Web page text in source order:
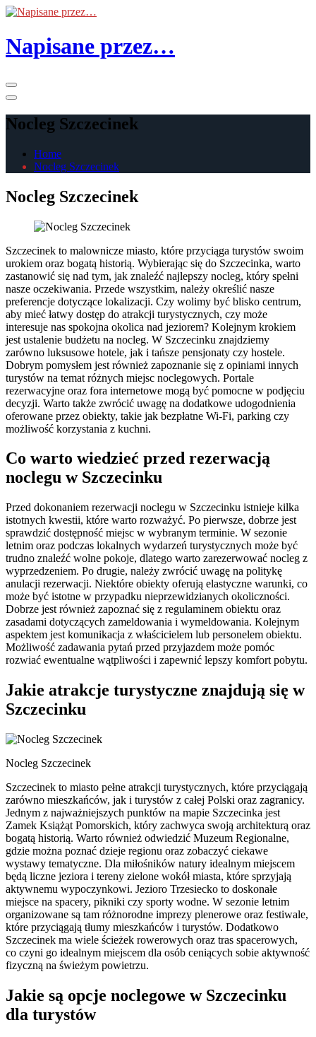
Skip
the
content
Napisane przez…
Nocleg Szczecinek
Home
Nocleg Szczecinek
Nocleg Szczecinek
Szczecinek to malownicze miasto, które przyciąga turystów swoim
urokiem oraz bogatą historią. Wybierając się do Szczecinka, warto
zastanowić się nad tym, jak znaleźć najlepszy nocleg, który spełni
nasze oczekiwania. Przede wszystkim, należy określić nasze
preferencje dotyczące lokalizacji. Czy wolimy być blisko centrum,
aby mieć łatwy dostęp do atrakcji turystycznych, czy może
interesuje nas spokojna okolica nad jeziorem? Kolejnym krokiem
jest ustalenie budżetu na nocleg. W Szczecinku znajdziemy
zarówno luksusowe hotele, jak i tańsze pensjonaty czy hostele.
Dobrym pomysłem jest również zapoznanie się z opiniami innych
turystów na temat różnych miejsc noclegowych. Portale
rezerwacyjne oraz fora internetowe mogą być pomocne w podjęciu
decyzji. Warto także zwrócić uwagę na dodatkowe udogodnienia
oferowane przez obiekty, takie jak bezpłatne Wi-Fi, parking czy
możliwość korzystania z kuchni.
Co warto wiedzieć przed rezerwacją
noclegu w Szczecinku
Przed dokonaniem rezerwacji noclegu w Szczecinku istnieje kilka
istotnych kwestii, które warto rozważyć. Po pierwsze, dobrze jest
sprawdzić dostępność miejsc w wybranym terminie. W sezonie
letnim oraz podczas lokalnych wydarzeń turystycznych może być
trudno znaleźć wolne pokoje, dlatego warto zarezerwować nocleg z
wyprzedzeniem. Po drugie, należy zwrócić uwagę na politykę
anulacji rezerwacji. Niektóre obiekty oferują elastyczne warunki, co
może być istotne w przypadku nieprzewidzianych okoliczności.
Dobrze jest również zapoznać się z regulaminem obiektu oraz
zasadami dotyczących zameldowania i wymeldowania. Kolejnym
aspektem jest komunikacja z właścicielem lub personelem obiektu.
Możliwość zadawania pytań przed przyjazdem może pomóc
rozwiać ewentualne wątpliwości i zapewnić lepszy komfort pobytu.
Jakie atrakcje turystyczne znajdują się w
Szczecinku
Nocleg Szczecinek
Szczecinek to miasto pełne atrakcji turystycznych, które przyciągają
zarówno mieszkańców, jak i turystów z całej Polski oraz zagranicy.
Jednym z najważniejszych punktów na mapie Szczecinka jest
Zamek Książąt Pomorskich, który zachwyca swoją architekturą oraz
bogatą historią. Warto również odwiedzić Muzeum Regionalne,
gdzie można poznać dzieje regionu oraz zobaczyć ciekawe
wystawy tematyczne. Dla miłośników natury idealnym miejscem
będą liczne jeziora i tereny zielone wokół miasta, które sprzyjają
aktywnemu wypoczynkowi. Jezioro Trzesiecko to doskonałe
miejsce na spacery, pikniki czy sporty wodne. W sezonie letnim
organizowane są tam różnorodne imprezy plenerowe oraz festiwale,
które przyciągają tłumy mieszkańców i turystów. Dodatkowo
Szczecinek ma wiele ścieżek rowerowych oraz tras spacerowych,
co czyni go idealnym miejscem dla osób ceniących sobie aktywność
fizyczną na świeżym powietrzu.
Jakie są opcje noclegowe w Szczecinku
dla turystów